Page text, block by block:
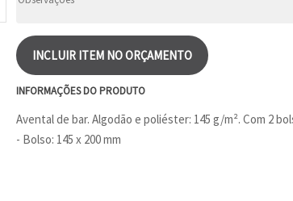
INCLUIR ITEM NO ORÇAMENTO
INFORMAÇÕES DO PRODUTO
Avental de bar. Algodão e poliéster: 145 g/m². Com 2
- Bolso: 145 x 200 mm